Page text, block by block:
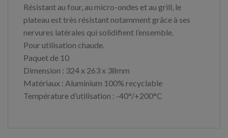
Résistant au four, au micro-ondes et au grill, le
plateau est très résistant notamment grâce à ses
nervures latérales qui solidifient l’ensemble.
Pour utilisation chaude.
Paquet de 10
Dimension : 324 x 263 x 38mm
Matériaux : Aluminium 100% recyclable
Température d’utilisation : -40°/+200°C